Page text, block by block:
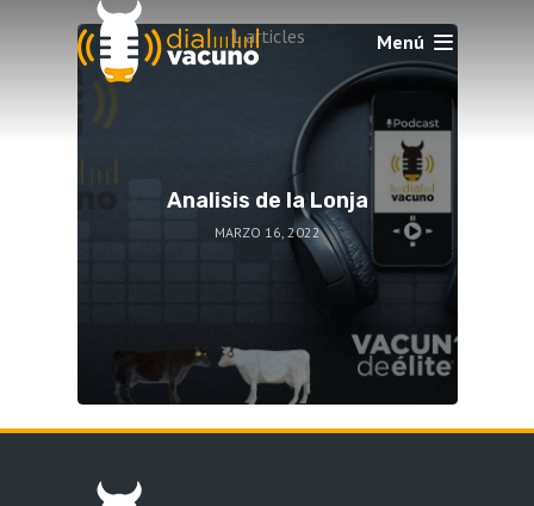
Menú
1 articles
Analisis de la Lonja
MARZO 16, 2022